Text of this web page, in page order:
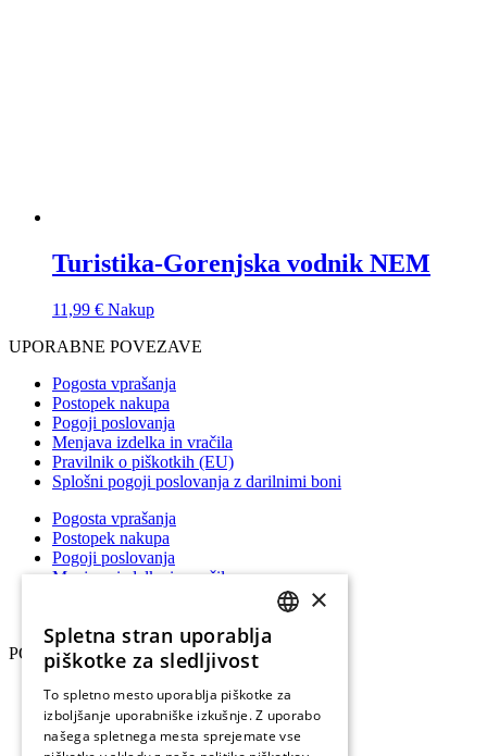
Turistika-Gorenjska vodnik NEM
11,99 € Nakup
UPORABNE POVEZAVE
Pogosta vprašanja
Postopek nakupa
Pogoji poslovanja
Menjava izdelka in vračila
Pravilnik o piškotkih (EU)
Splošni pogoji poslovanja z darilnimi boni
Pogosta vprašanja
Postopek nakupa
Pogoji poslovanja
Menjava izdelka in vračila
Splošni pogoji poslovanja z darilnimi boni
POVEŽIMO SE
Instagram
Facebook
Youtube
SLOVENIAN
GERMAN
ITALIAN
×
Spletna stran uporablja
piškotke za sledljivost
To spletno mesto uporablja piškotke za
izboljšanje uporabniške izkušnje. Z uporabo
našega spletnega mesta sprejemate vse